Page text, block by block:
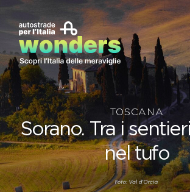
TOSCANA
Sorano. Tra i
nel tufo